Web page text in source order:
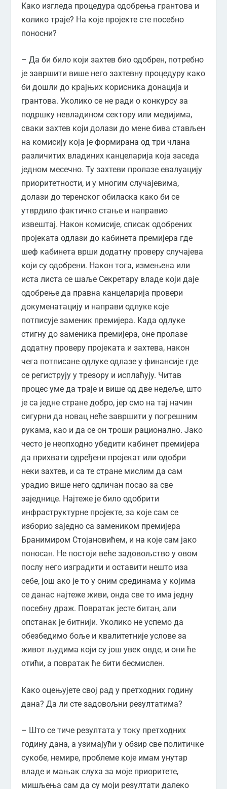
Како изгледа процедура одобрења грантова и
колико траје? На које пројекте сте посебно
поносни?
– Да би било који захтев био одобрен, потребно
је завршити више него захтевну процедуру како
би дошли до крајњих корисника донација и
грантова. Уколико се не ради о конкурсу за
подршку невладином сектору или медијима,
сваки захтев који долази до мене бива стављен
на комисију која је формирана од три члана
различитих владиних канцеларија која заседа
једном месечно. Ту захтеви пролазе евалуацију
приоритетности, и у многим случајевима,
долази до теренског обиласка како би се
утврдило фактичко стање и направио
извештај. Након комисије, списак одобрених
пројеката одлази до кабинета премијера где
шеф кабинета врши додатну проверу случајева
који су одобрени. Након тога, измењена или
иста листа се шаље Секретару владе који даје
одобрење да правна канцеларија провери
докуменатацију и направи одлуке које
потписује заменик премијера. Када одлуке
стигну до заменика премијера, оне пролазе
додатну проверу пројеката и захтева, након
чега потписане одлуке одлазе у финансије где
се региструју у трезору и исплаћују. Читав
процес уме да траје и више од две недеље, што
је са једне стране добро, јер смо на тај начин
сигурни да новац неће завршити у погрешним
рукама, као и да се он троши рационално. Јако
често је неопходно убедити кабинет премијера
да прихвати одређени пројекат или одобри
неки захтев, и са те стране мислим да сам
урадио више него одличан посао за све
заједнице. Најтеже је било одобрити
инфраструктурне пројекте, за које сам се
изборио заједно са замеником премијера
Бранимиром Стојановићем, и на које сам јако
поносан. Не постоји веће задовољство у овом
послу него изградити и оставити нешто иза
себе, још ако је то у оним срединама у којима
се данас најтеже живи, онда све то има једну
посебну драж. Повратак јесте битан, али
опстанак је битнији. Уколико не успемо да
обезбедимо боље и квалитетније услове за
живот људима који су још увек овде, и они ће
отићи, а повратак ће бити бесмислен.
Како оцењујете свој рад у претходних годину
дана? Да ли сте задовољни резултатима?
– Што се тиче резултата у току претходних
годину дана, а узимајући у обзир све политичке
сукобе, немире, проблеме које имам унутар
владе и мањак слуха за моје приоритете,
мишљења сам да су моји резултати далеко